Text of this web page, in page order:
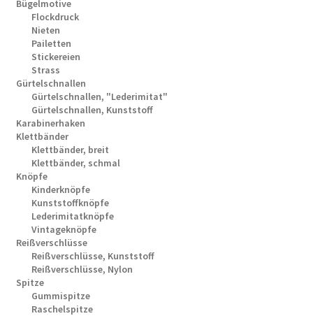
Bügelmotive
Flockdruck
Nieten
Pailetten
Stickereien
Strass
Gürtelschnallen
Gürtelschnallen, "Lederimitat"
Gürtelschnallen, Kunststoff
Karabinerhaken
Klettbänder
Klettbänder, breit
Klettbänder, schmal
Knöpfe
Kinderknöpfe
Kunststoffknöpfe
Lederimitatknöpfe
Vintageknöpfe
Reißverschlüsse
Reißverschlüsse, Kunststoff
Reißverschlüsse, Nylon
Spitze
Gummispitze
Raschelspitze